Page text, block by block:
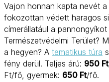
Vajon honnan kapta nevét
fokozottan védett haragos
címerállatául a
Természetvédelmi Terület?
a hegyen? A tematikus túra
fény derül. Teljes árú: 950 Ft
Ft/fő, gyermek: 650 Ft/fő.